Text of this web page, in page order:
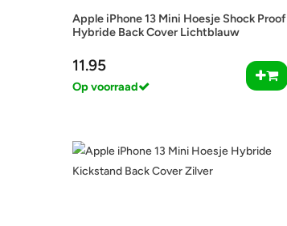
Apple iPhone 13 Mini Hoesje Shock Proof
Hybride Back Cover Lichtblauw
11.95
Op voorraad